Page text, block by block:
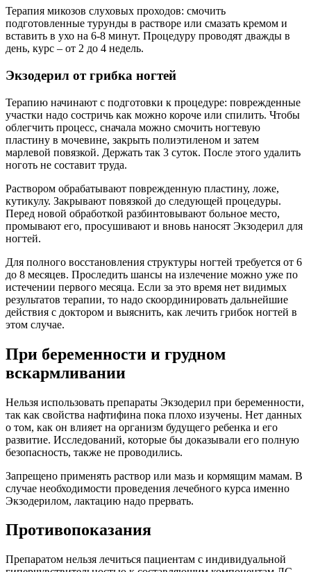
Терапия микозов слуховых проходов: смочить
подготовленные турунды в растворе или смазать кремом и
вставить в ухо на 6-8 минут. Процедуру проводят дважды в
день, курс – от 2 до 4 недель.
Экзодерил от грибка ногтей
Терапию начинают с подготовки к процедуре: поврежденные
участки надо состричь как можно короче или спилить. Чтобы
облегчить процесс, сначала можно смочить ногтевую
пластину в мочевине, закрыть полиэтиленом и затем
марлевой повязкой. Держать так 3 суток. После этого удалить
ноготь не составит труда.
Раствором обрабатывают поврежденную пластину, ложе,
кутикулу. Закрывают повязкой до следующей процедуры.
Перед новой обработкой разбинтовывают больное место,
промывают его, просушивают и вновь наносят Экзодерил для
ногтей.
Для полного восстановления структуры ногтей требуется от 6
до 8 месяцев. Проследить шансы на излечение можно уже по
истечении первого месяца. Если за это время нет видимых
результатов терапии, то надо скоординировать дальнейшие
действия с доктором и выяснить, как лечить грибок ногтей в
этом случае.
При беременности и грудном
вскармливании
Нельзя использовать препараты Экзодерил при беременности,
так как свойства нафтифина пока плохо изучены. Нет данных
о том, как он влияет на организм будущего ребенка и его
развитие. Исследований, которые бы доказывали его полную
безопасность, также не проводились.
Запрещено применять раствор или мазь и кормящим мамам. В
случае необходимости проведения лечебного курса именно
Экзодерилом, лактацию надо прервать.
Противопоказания
Препаратом нельзя лечиться пациентам с индивидуальной